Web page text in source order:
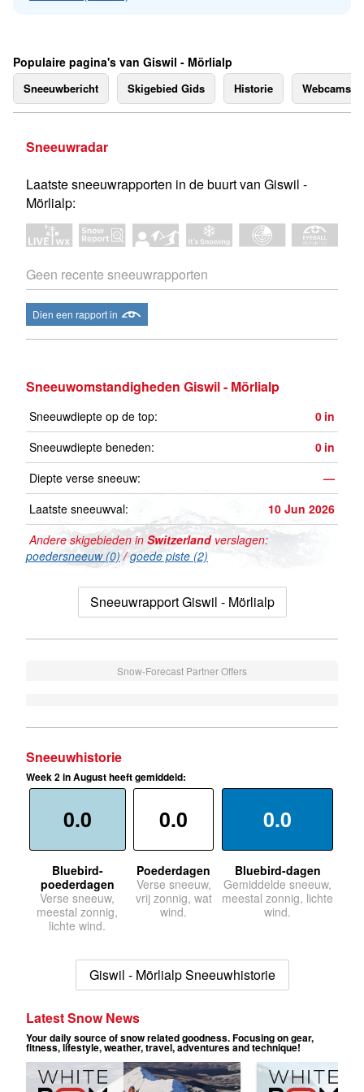
Populaire pagina's van Giswil - Mörlialp
Sneeuwbericht Skigebied Gids Historie Webcams
Sneeuwradar
Laatste sneeuwrapporten in de buurt van Giswil -
Mörlialp:
Geen recente sneeuwrapporten
Dien een rapport in
Sneeuwomstandigheden Giswil - Mörlialp
Sneeuwdiepte op de top: 0 in
Sneeuwdiepte beneden:
0 in
Diepte verse sneeuw:
—
Laatste sneeuwval:
10 Jun 2026
Andere skigebieden in Switzerlandverslagen:
poedersneeuw (0)/goede piste (2)
Sneeuwrapport Giswil - Mörlialp
Snow-Forecast Partner Offers
Sneeuwhistorie
Week 2 in August heeft gemiddeld:
0.0
Bluebird-
poederdagen
Verse sneeuw,
meestal zonnig,
lichte wind.
0.0
Poederdagen
Verse sneeuw,
vrij zonnig, wat
wind.
0.0
Bluebird-dagen
Gemiddelde sneeuw,
meestal zonnig, lichte
wind.
Giswil - Mörlialp Sneeuwhistorie